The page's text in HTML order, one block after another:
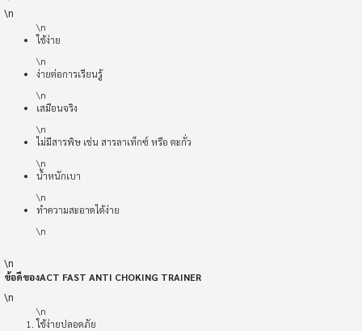
\n
\n
ใช้ง่าย
\n
ง่ายต่อการเรียนรู้
\n
เสมือนจริง
\n
ไม่มีสารพิษ เช่น สารลาเท็กซ์ หรือ ตะกั่ว
\n
น้ำหนักเบา
\n
ทำความสะอาดได้ง่าย
\n
\n
ข้อดีของACT FAST ANTI CHOKING TRAINER
\n
\n
ใช้ง่ายปลอดภัย